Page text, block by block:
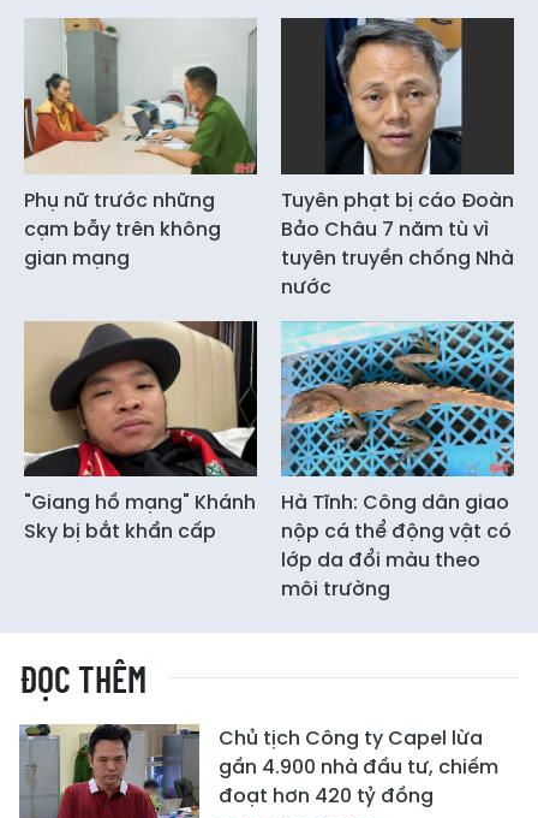
Phụ nữ trước những
cạm bẫy trên không
gian mạng
Tuyên phạt bị cáo Đoàn
Bảo Châu 7 năm tù vì
tuyên truyền chống Nhà
nước
"Giang hồ mạng" Khánh
Sky bị bắt khẩn cấp
Hà Tĩnh: Công dân giao
nộp cá thể động vật có
lớp da đổi màu theo
môi trường
ĐỌC THÊM
Chủ tịch Công ty Capel lừa
gần 4.900 nhà đầu tư, chiếm
đoạt hơn 420 tỷ đồng